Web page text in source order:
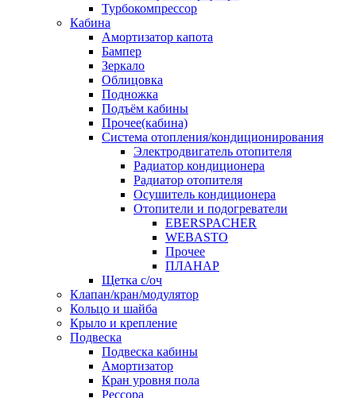
Турбокомпрессор
Кабина
Амортизатор капота
Бампер
Зеркало
Облицовка
Подножка
Подъём кабины
Прочее(кабина)
Система отопления/кондиционирования
Электродвигатель отопителя
Радиатор кондиционера
Радиатор отопителя
Осушитель кондиционера
Отопители и подогреватели
EBERSPACHER
WEBASTO
Прочее
ПЛАНАР
Щетка с/оч
Клапан/кран/модулятор
Кольцо и шайба
Крыло и крепление
Подвеска
Подвеска кабины
Амортизатор
Кран уровня пола
Рессора